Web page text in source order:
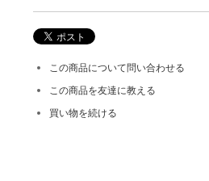
この商品について問い合わせる
この商品を友達に教える
買い物を続ける